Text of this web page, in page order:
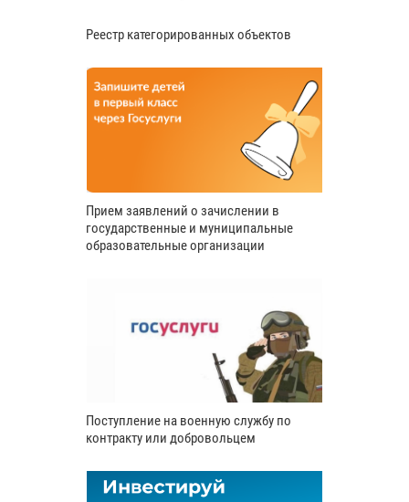
Реестр категорированных объектов
Прием заявлений о зачислении в
государственные и муниципальные
образовательные организации
Поступление на военную службу по
контракту или добровольцем